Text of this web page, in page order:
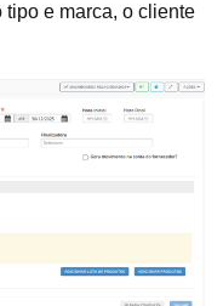
tipo e marca, o cliente